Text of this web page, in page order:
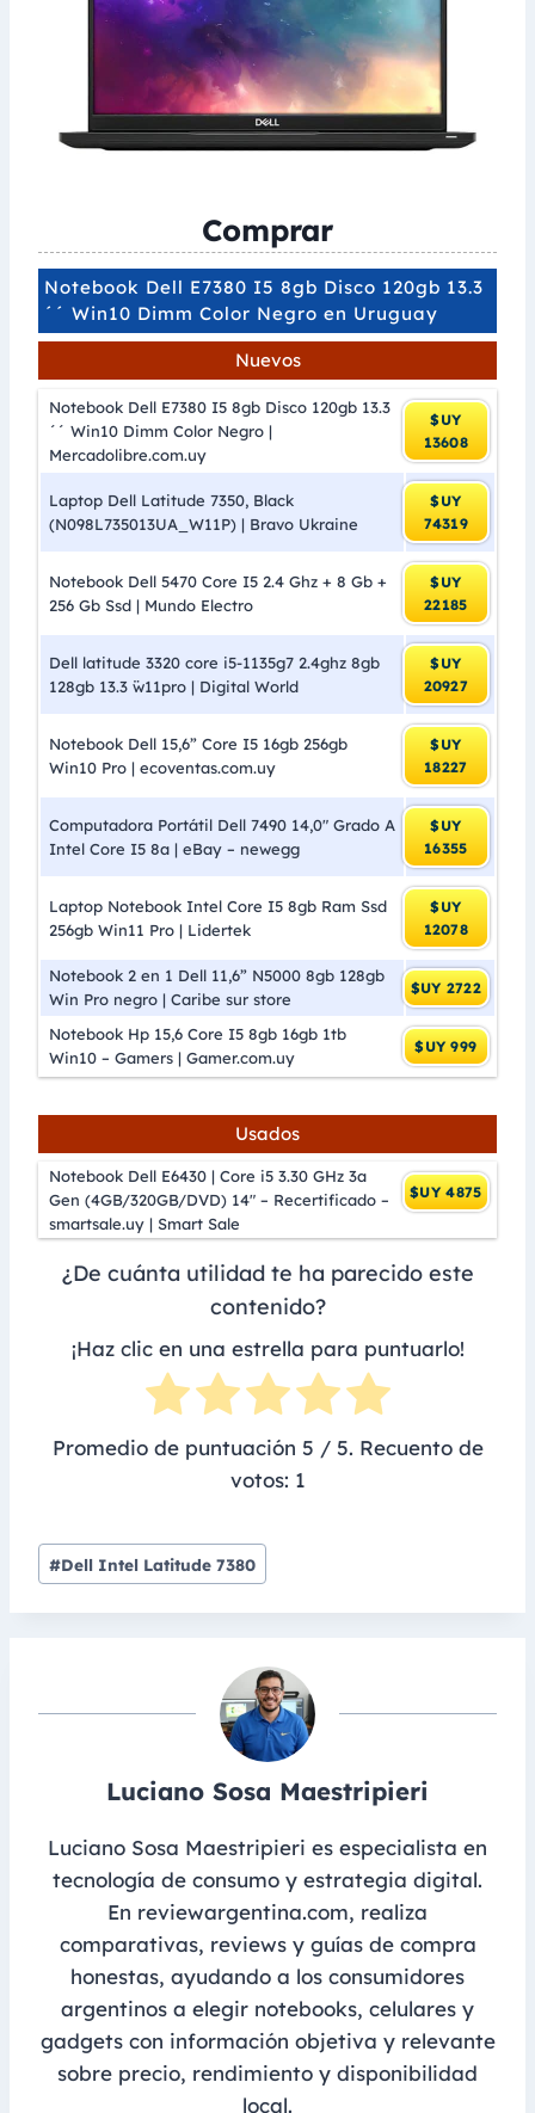
Comprar
Notebook Dell E7380 I5 8gb Disco 120gb 13.3
´´ Win10 Dimm Color Negro en Uruguay
Nuevos
Notebook Dell E7380 I5 8gb Disco 120gb 13.3
´´ Win10 Dimm Color Negro |
Mercadolibre.com.uy
$UY
13608
Laptop Dell Latitude 7350, Black
(N098L735013UA_W11P) | Bravo Ukraine
$UY
74319
Notebook Dell 5470 Core I5 2.4 Ghz + 8 Gb +
256 Gb Ssd | Mundo Electro
$UY
22185
Dell latitude 3320 core i5-1135g7 2.4ghz 8gb
128gb 13.3 ̈w11pro | Digital World
$UY
20927
Notebook Dell 15,6” Core I5 16gb 256gb
Win10 Pro | ecoventas.com.uy
$UY
18227
Computadora Portátil Dell 7490 14,0″ Grado A
Intel Core I5 8a | eBay – newegg
$UY
16355
Laptop Notebook Intel Core I5 8gb Ram Ssd
256gb Win11 Pro | Lidertek
$UY
12078
Notebook 2 en 1 Dell 11,6” N5000 8gb 128gb
Win Pro negro | Caribe sur store
$UY 2722
Notebook Hp 15,6 Core I5 8gb 16gb 1tb
Win10 – Gamers | Gamer.com.uy
$UY 999
Usados
Notebook Dell E6430 | Core i5 3.30 GHz 3a
Gen (4GB/320GB/DVD) 14″ – Recertificado –
smartsale.uy | Smart Sale
$UY 4875
¿De cuánta utilidad te ha parecido este
contenido?
¡Haz clic en una estrella para puntuarlo!
Promedio de puntuación 5 / 5. Recuento de
votos: 1
Post
Tags:
#Dell Intel Latitude 7380
Luciano Sosa Maestripieri
Luciano Sosa Maestripieri es especialista en
tecnología de consumo y estrategia digital.
En reviewargentina.com, realiza
comparativas, reviews y guías de compra
honestas, ayudando a los consumidores
argentinos a elegir notebooks, celulares y
gadgets con información objetiva y relevante
sobre precio, rendimiento y disponibilidad
local.